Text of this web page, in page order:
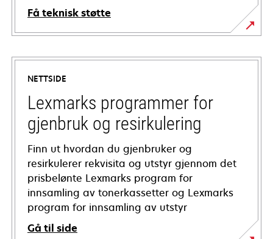
Få teknisk støtte
opens
in
new
tab
NETTSIDE
Lexmarks programmer for
gjenbruk og resirkulering
Finn ut hvordan du gjenbruker og
resirkulerer rekvisita og utstyr gjennom det
prisbelønte Lexmarks program for
innsamling av tonerkassetter og Lexmarks
program for innsamling av utstyr
Gå til side